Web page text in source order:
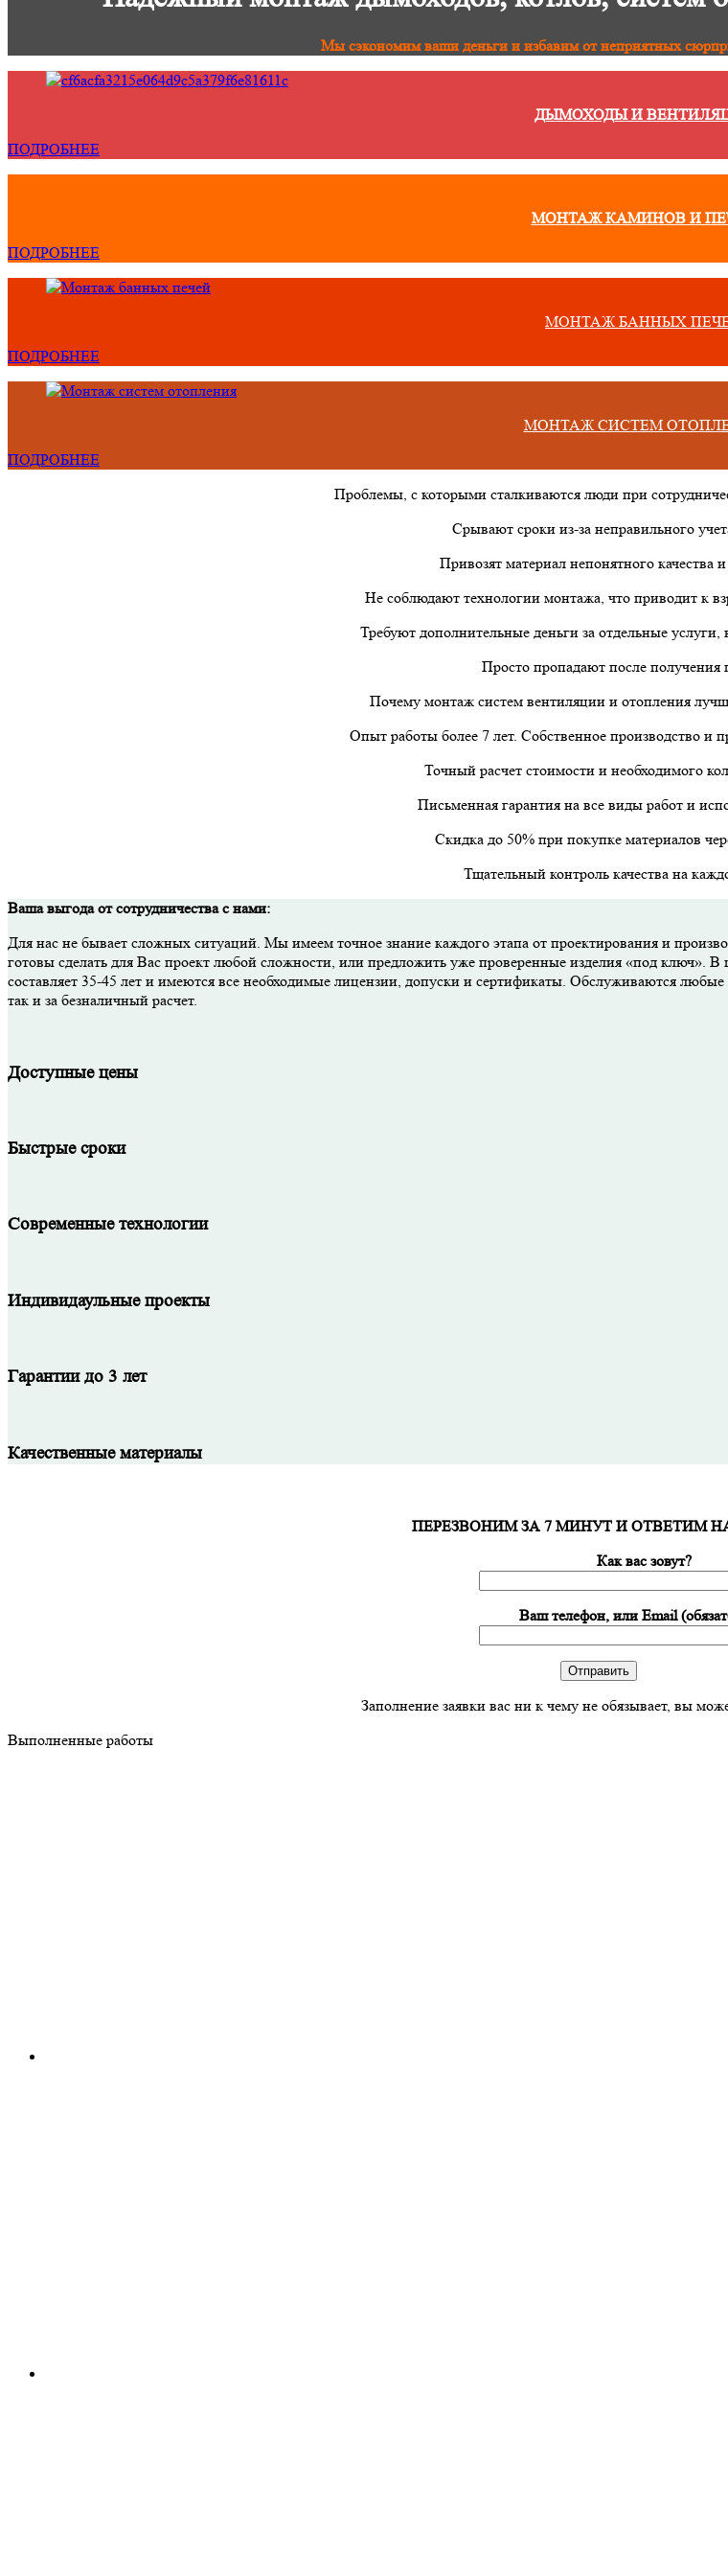
Мы сэкономим ваши деньги и избавим от неприятных
ДЫМОХОДЫ И
ПОДРОБНЕЕ
МОНТАЖ КАМИНОВ И
ПОДРОБНЕЕ
МОНТАЖ БАННЫХ
ПОДРОБНЕЕ
МОНТАЖ СИСТЕМ
ПОДРОБНЕЕ
Проблемы, с которыми сталкиваются люди при
Срывают сроки из-за неправильного
Привозят материал непонятного качества
Не соблюдают технологии монтажа, что приводит к
Требуют дополнительные деньги за отдельные услуги,
Просто пропадают после получения
Почему монтаж систем вентиляции и отопления
Опыт работы более 7 лет. Собственное производство и
Точный расчет стоимости и необходимого
Письменная гарантия на все виды работ и
Скидка до 50% при покупке материалов
Тщательный контроль качества на
Ваша выгода от сотрудничества с нами:
Для нас не бывает сложных ситуаций. Мы имеем точное знание каждого этапа от проектирования и
готовы сделать для Вас проект любой сложности, или предложить уже проверенные изделия «под ключ».
составляет 35-45 лет и имеются все необходимые лицензии, допуски и сертификаты. Обслуживаются
так и за безналичный расчет.
Доступные цены
Быстрые сроки
Современные технологии
Индивидаульные проекты
Гарантии до 3 лет
Качественные материалы
ПЕРЕЗВОНИМ ЗА 7 МИНУТ И ОТВЕТИМ
Как вас зовут?
Ваш телефон, или Email
Заполнение заявки вас ни к чему не обязывает, вы
Выполненные работы